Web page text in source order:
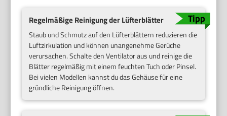
Regelmäßige Reinigung der Lüfterblätter
Staub und Schmutz auf den Lüfterblättern reduzieren die
Luftzirkulation und können unangenehme Gerüche
verursachen. Schalte den Ventilator aus und reinige die
Blätter regelmäßig mit einem feuchten Tuch oder Pinsel.
Bei vielen Modellen kannst du das Gehäuse für eine
gründliche Reinigung öffnen.